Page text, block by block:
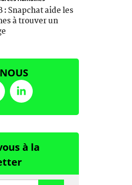
: Snapchat aide les
à trouver un
à la